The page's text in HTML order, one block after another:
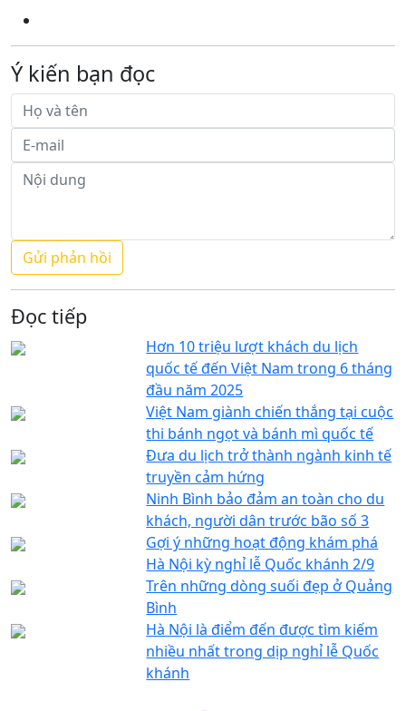
Ý kiến bạn đọc
Đọc tiếp
Hơn 10 triệu lượt khách du lịch
quốc tế đến Việt Nam trong 6 tháng
đầu năm 2025
Việt Nam giành chiến thắng tại cuộc
thi bánh ngọt và bánh mì quốc tế
Đưa du lịch trở thành ngành kinh tế
truyền cảm hứng
Ninh Bình bảo đảm an toàn cho du
khách, người dân trước bão số 3
Gợi ý những hoạt động khám phá
Hà Nội kỳ nghỉ lễ Quốc khánh 2/9
Trên những dòng suối đẹp ở Quảng
Bình
Hà Nội là điểm đến được tìm kiếm
nhiều nhất trong dịp nghỉ lễ Quốc
khánh